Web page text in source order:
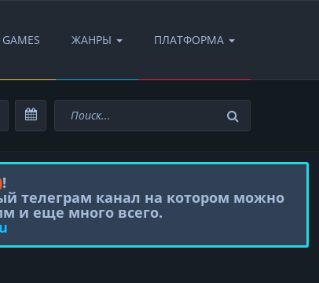
GAMES ЖАНРЫ ПЛАТФОРМА
!
телеграм канал на котором можно
и еще много всего.